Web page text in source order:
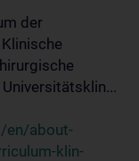
der
en/about-
klin-